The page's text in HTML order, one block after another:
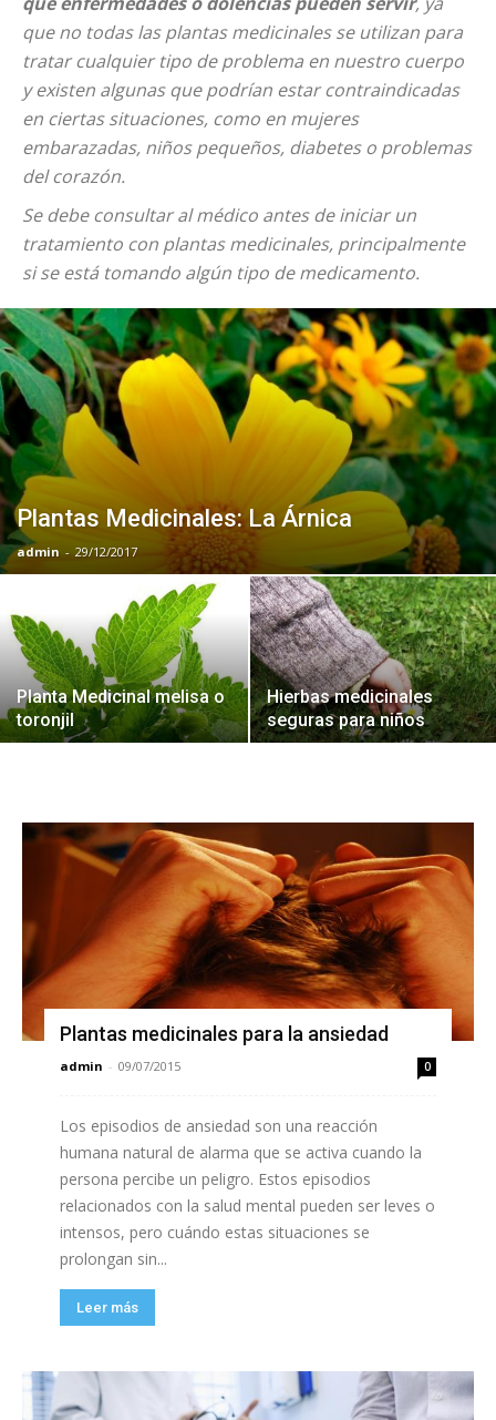
que no todas las plantas medicinales se utilizan para
tratar cualquier tipo de problema en nuestro cuerpo
y existen algunas que podrían estar contraindicadas
en ciertas situaciones, como en mujeres
embarazadas, niños pequeños, diabetes o problemas
del corazón.
Se debe consultar al médico antes de iniciar un
tratamiento con plantas medicinales, principalmente
si se está tomando algún tipo de medicamento.
Plantas Medicinales: La Árnica
admin - 29/12/2017
Planta Medicinal melisa o
toronjil
Hierbas medicinales
seguras para niños
Plantas medicinales para la ansiedad
admin - 09/07/2015 0
Los episodios de ansiedad son una reacción
humana natural de alarma que se activa cuando la
persona percibe un peligro. Estos episodios
relacionados con la salud mental pueden ser leves o
intensos, pero cuándo estas situaciones se
prolongan sin...
Leer más